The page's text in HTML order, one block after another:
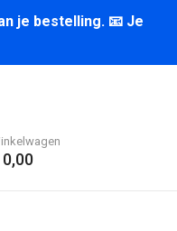
je bestelling. 📧 Je
0,00